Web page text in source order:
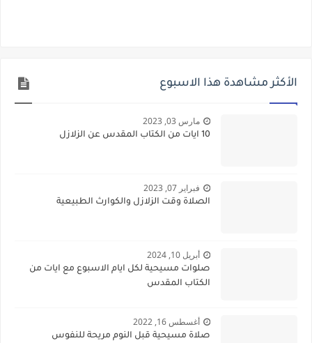
الأكثر مشاهدة هذا الاسبوع
مارس 03, 2023
10 ايات من الكتاب المقدس عن الزلازل
فبراير 07, 2023
الصلاة وقت الزلازل والكوارث الطبيعية
أبريل 10, 2024
صلوات مسيحية لكل ايام الاسبوع مع ايات من
الكتاب المقدس
أغسطس 16, 2022
صلاة مسيحية قبل النوم مريحة للنفوس